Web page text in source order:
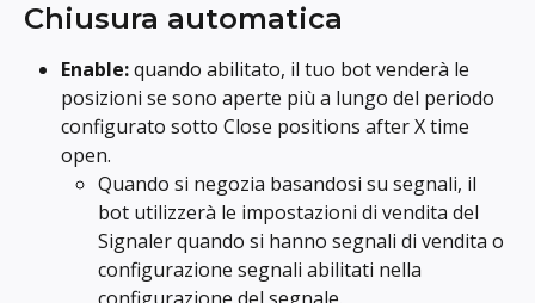
Chiusura automatica
Enable: quando abilitato, il tuo bot venderà le
posizioni se sono aperte più a lungo del periodo
configurato sotto Close positions after X time
open.
Quando si negozia basandosi su segnali, il
bot utilizzerà le impostazioni di vendita del
Signaler quando si hanno segnali di vendita o
configurazione segnali abilitati nella